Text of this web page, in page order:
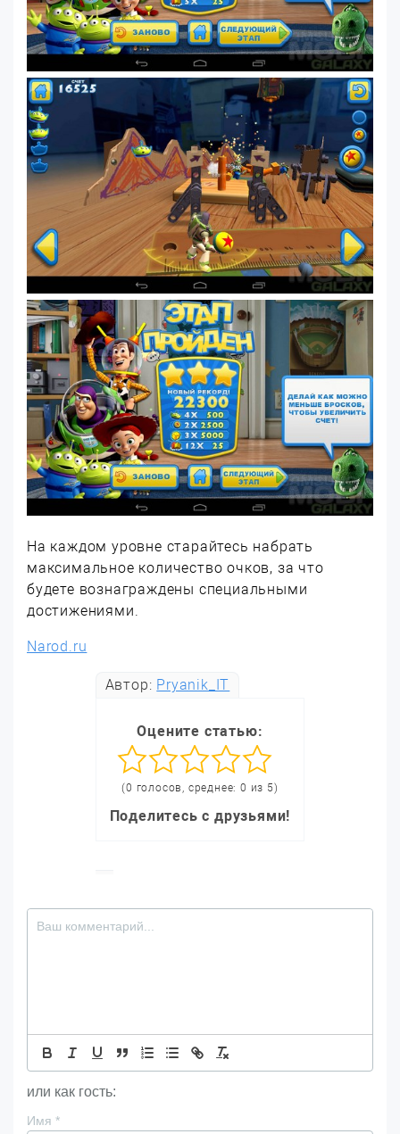
На каждом уровне старайтесь набрать
максимальное количество очков, за что
будете вознаграждены специальными
достижениями.
Narod.ru
Автор: Pryanik_IT
Оцените статью:
(0 голосов, среднее: 0 из 5)
Поделитесь с друзьями!
или как гость:
Имя *